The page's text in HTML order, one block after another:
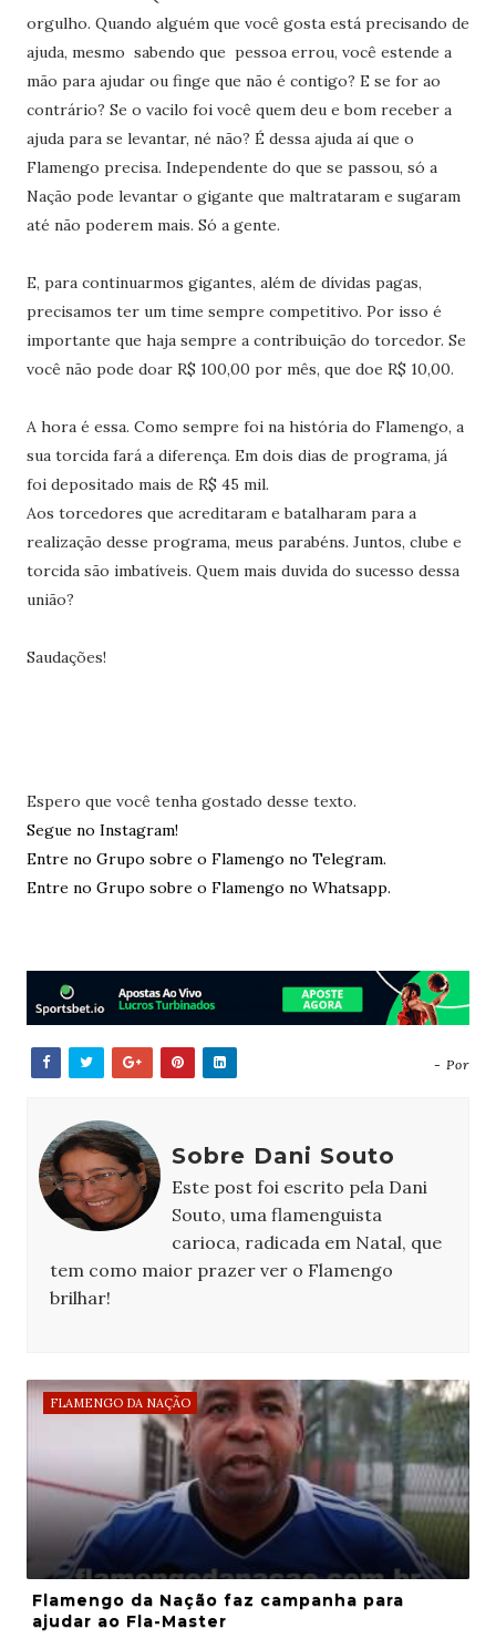
orgulho. Quando alguém que você gosta está precisando de
ajuda, mesmo sabendo que pessoa errou, você estende a
mão para ajudar ou finge que não é contigo? E se for ao
contrário? Se o vacilo foi você quem deu e bom receber a
ajuda para se levantar, né não? É dessa ajuda aí que o
Flamengo precisa. Independente do que se passou, só a
Nação pode levantar o gigante que maltrataram e sugaram
até não poderem mais. Só a gente.
E, para continuarmos gigantes, além de dívidas pagas,
precisamos ter um time sempre competitivo. Por isso é
importante que haja sempre a contribuição do torcedor. Se
você não pode doar R$ 100,00 por mês, que doe R$ 10,00.
A hora é essa. Como sempre foi na história do Flamengo, a
sua torcida fará a diferença. Em dois dias de programa, já
foi depositado mais de R$ 45 mil.
Aos torcedores que acreditaram e batalharam para a
realização desse programa, meus parabéns. Juntos, clube e
torcida são imbatíveis. Quem mais duvida do sucesso dessa
união?
Saudações!
Espero que você tenha gostado desse texto.
Segue no Instagram!
Entre no Grupo sobre o Flamengo no Telegram.
Entre no Grupo sobre o Flamengo no Whatsapp.
- Por
Sobre Dani Souto
Este post foi escrito pela Dani
Souto, uma flamenguista
carioca, radicada em Natal, que
tem como maior prazer ver o Flamengo
brilhar!
FLAMENGO DA NAÇÃO
Flamengo da Nação faz campanha para
ajudar ao Fla-Master